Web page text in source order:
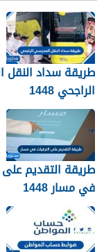
طريقة سداد النقل
الراجحي 1448
طريقة التقديم على
في مسار 1448